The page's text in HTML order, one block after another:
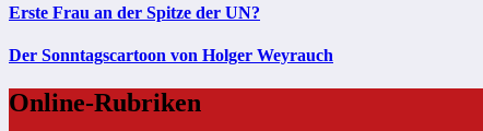
Erste Frau an der Spitze der UN?
Der Sonntagscartoon von Holger Weyrauch
Online-Rubriken